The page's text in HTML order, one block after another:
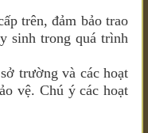
trên, đảm bảo trao
sinh trong quá trình
trường và các hoạt
vệ. Chú ý các hoạt